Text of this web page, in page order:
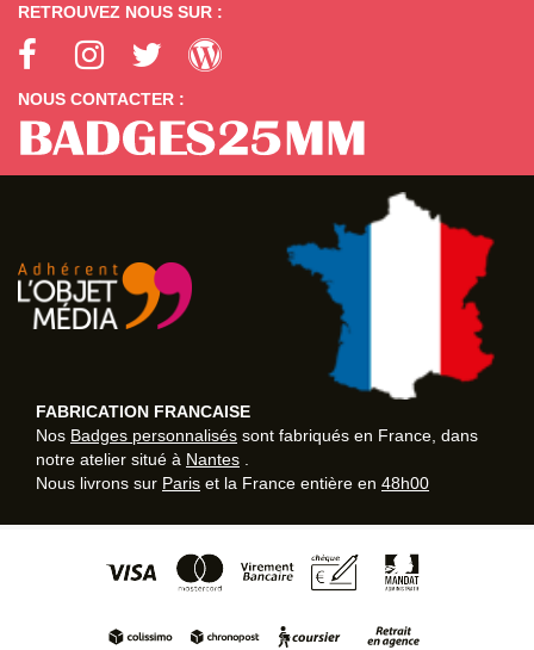
RETROUVEZ NOUS SUR :
NOUS CONTACTER :
FABRICATION FRANCAISE
Nos Badges personnalisés sont fabriqués en France, dans
notre atelier situé à Nantes
Nous livrons sur Paris et la France entière en 48h00